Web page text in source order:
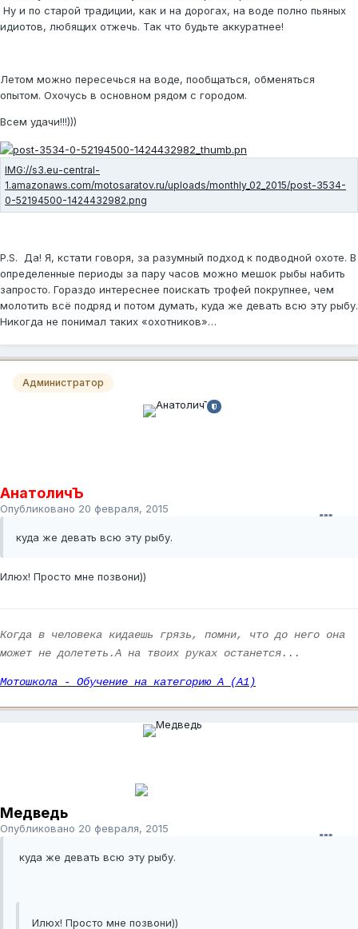
Ну и по старой традиции, как и на дорогах, на воде полно пьяных
идиотов, любящих отжечь. Так что будьте аккуратнее!
Летом можно пересечься на воде, пообщаться, обменяться
опытом. Охочусь в основном рядом с городом.
Всем удачи!!!)))
P.S. Да! Я, кстати говоря, за разумный подход к подводной охоте. В
определенные периоды за пару часов можно мешок рыбы набить
запросто. Гораздо интереснее поискать трофей покрупнее, чем
молотить всё подряд и потом думать, куда же девать всю эту рыбу.
Никогда не понимал таких «охотников»…
Администратор
АнатоличЪ
Опубликовано 20 февраля, 2015
куда же девать всю эту рыбу.
Илюх! Просто мне позвони))
Когда в человека кидаешь грязь, помни, что до него она
может не долететь.А на твоих руках останется...
Мотошкола - Обучение на категорию А (А1)
Медведь
Опубликовано 20 февраля, 2015
куда же девать всю эту рыбу.
Илюх! Просто мне позвони))